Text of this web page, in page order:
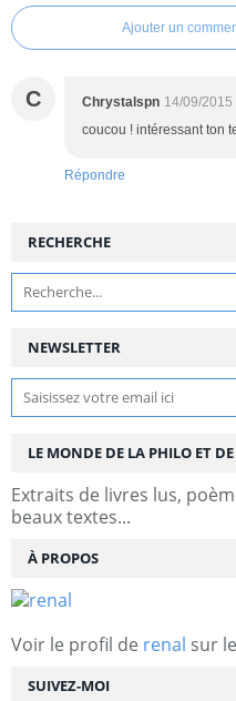
Ajouter un
C Chrystalspn 14/09/2015
coucou ! intéressant ton
Répondre
NEWSLETTER
SUIVEZ-MOI
RECHERCHE
LE MONDE DE LA PHILO ET DE
Extraits de livres lus,
beaux textes...
À PROPOS
Voir le profil de renal sur